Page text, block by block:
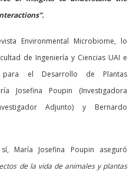
Environmental Microbiome, lo
de Ingeniería y Ciencias UAI e
para el Desarrollo de Plantas
Josefina Poupin (Investigadora
Adjunto) y Bernardo
María Josefina Poupin aseguró
de la vida de animales y plantas